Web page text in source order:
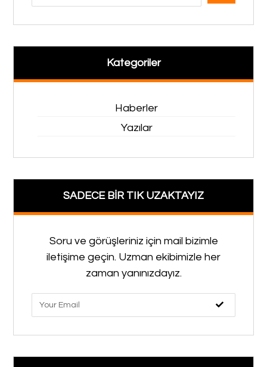
Kategoriler
Haberler
Yazılar
SADECE BİR TIK UZAKTAYIZ
Soru ve görüşleriniz için mail bizimle
iletişime geçin. Uzman ekibimizle her
zaman yanınızdayız.